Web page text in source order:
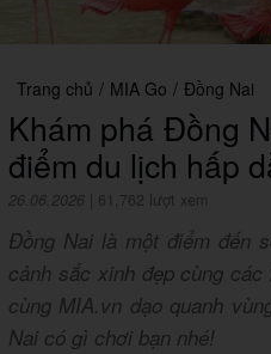
Trang chủ / MIA Go / Đồng Nai
Khám phá Đồng
điểm du lịch hấp
26.06.2026 61,762 lượt xem
Đồng Nai là một điểm đến
cảnh sắc xinh đẹp cùng
cùng MIA.vn dạo quanh
Nai có gì chơi bạn nhé!